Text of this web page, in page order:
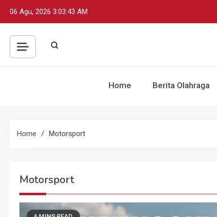
06 Agu, 2026 3:03:46 AM
Home Berita Olahraga
Home Motorsport
Motorsport